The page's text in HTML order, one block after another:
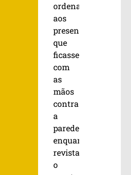
ordenaram
aos
presentes
que
ficassem
com
as
mãos
contra
a
parede
enquanto
revistaram
o